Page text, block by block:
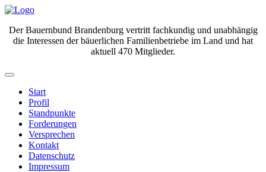
Der Bauernbund Brandenburg vertritt fachkundig und unabhängig
die Interessen der bäuerlichen Familienbetriebe im Land und hat
aktuell 470 Mitglieder.
Start
Profil
Standpunkte
Forderungen
Versprechen
Kontakt
Datenschutz
Impressum